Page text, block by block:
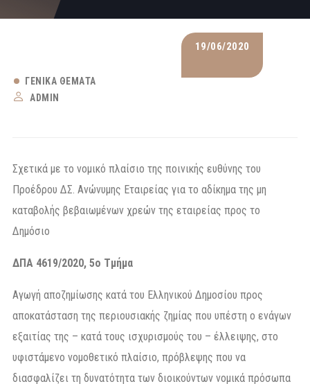
19/06/2020
ΓΕΝΙΚΆ ΘΈΜΑΤΑ
ADMIN
Σχετικά με το νομικό πλαίσιο της ποινικής ευθύνης του
Προέδρου ΔΣ. Ανώνυμης Εταιρείας για το αδίκημα της μη
καταβολής βεβαιωμένων χρεών της εταιρείας προς το
Δημόσιο
ΔΠΑ 4619/2020, 5ο Τμήμα
Αγωγή αποζημίωσης κατά του Ελληνικού Δημοσίου προς
αποκατάσταση της περιουσιακής ζημίας που υπέστη ο ενάγων
εξαιτίας της – κατά τους ισχυρισμούς του – έλλειψης, στο
υφιστάμενο νομοθετικό πλαίσιο, πρόβλεψης που να
διασφαλίζει τη δυνατότητα των διοικούντων νομικά πρόσωπα